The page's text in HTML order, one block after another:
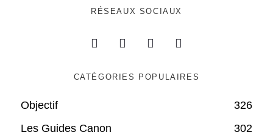
RÉSEAUX SOCIAUX
CATÉGORIES POPULAIRES
Objectif
326
Les Guides Canon
302